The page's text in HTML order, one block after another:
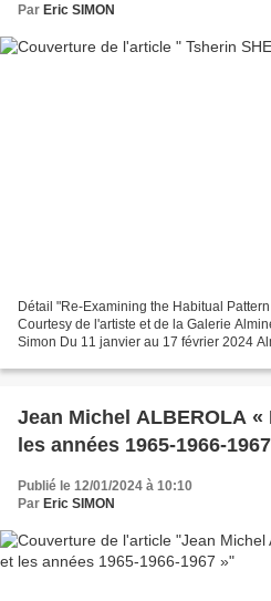
Par Eric SIMON
Détail "Re-Examining the Habitual
Courtesy de l'artiste et de la Galerie
Simon Du 11 janvier au 17 février 2024
Jean Michel ALBEROLA
les années 1965-1966-
Publié le 12/01/2024 à 10:10
Par Eric SIMON